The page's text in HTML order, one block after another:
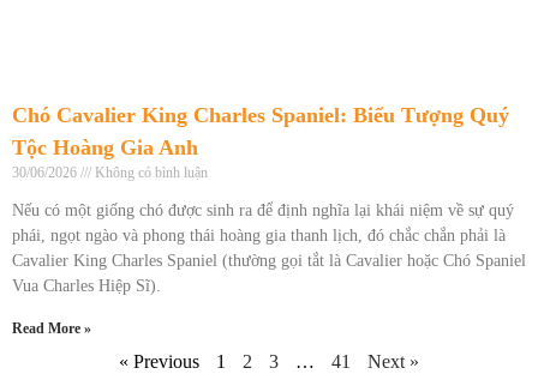
Chó Cavalier King Charles Spaniel: Biểu Tượng Quý
Tộc Hoàng Gia Anh
30/06/2026 Không có bình luận
Nếu có một giống chó được sinh ra để định nghĩa lại khái niệm về sự quý
phái, ngọt ngào và phong thái hoàng gia thanh lịch, đó chắc chắn phải là
Cavalier King Charles Spaniel (thường gọi tắt là Cavalier hoặc Chó Spaniel
Vua Charles Hiệp Sĩ).
Read More »
« Previous 1 2 3 … 41 Next »